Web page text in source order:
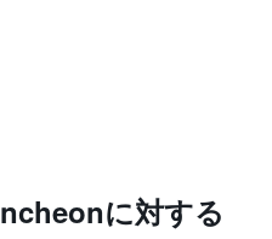
に対する